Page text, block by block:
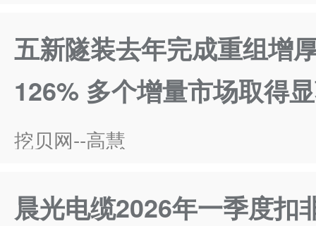
五新隧装去年完成重组增
126% 多个增量市场取得
挖贝网--高慧
晨光电缆2026年一季度扣